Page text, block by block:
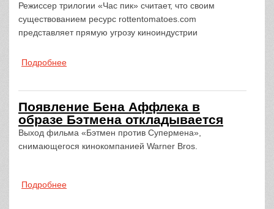
Режиссер трилогии «Час пик» считает, что своим
существованием ресурс rottentomatoes.com
представляет прямую угрозу киноиндустрии
Подробнее
Появление Бена Аффлека в
образе Бэтмена откладывается
Выход фильма «Бэтмен против Супермена»,
снимающегося кинокомпанией Warner Bros.
Подробнее